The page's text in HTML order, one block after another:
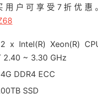
用户可享受7折优惠
2 x Intel(R) Xeon(R)
2.40 ~ 3.30 GHz
DDR4 ECC
SSD